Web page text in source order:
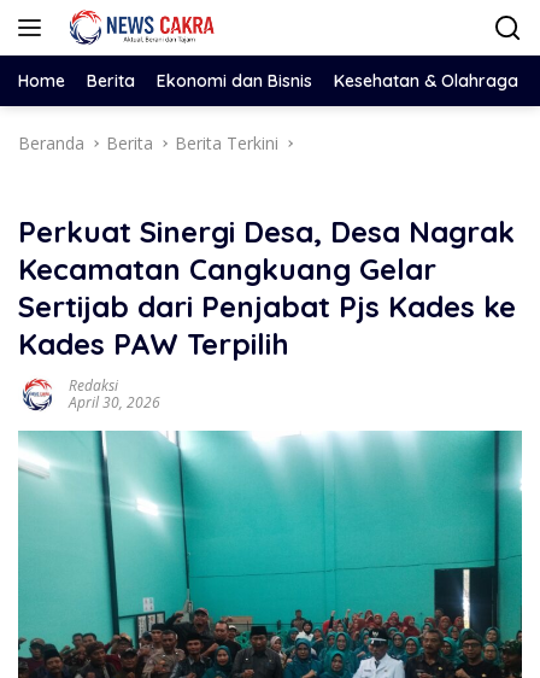
Langsung
Home Berita Ekonomi dan Bisnis Kesehatan & Olahraga
Beranda Berita Berita Terkini
Perkuat Sinergi Desa, Desa Nagrak
Kecamatan Cangkuang Gelar
Sertijab dari Penjabat Pjs Kades ke
Kades PAW Terpilih
Redaksi
April 30, 2026